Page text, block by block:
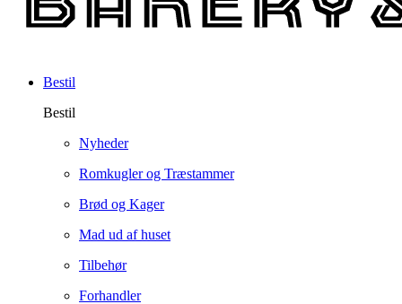
Bestil
Bestil
Nyheder
Romkugler og Træstammer
Brød og Kager
Mad ud af huset
Tilbehør
Forhandler